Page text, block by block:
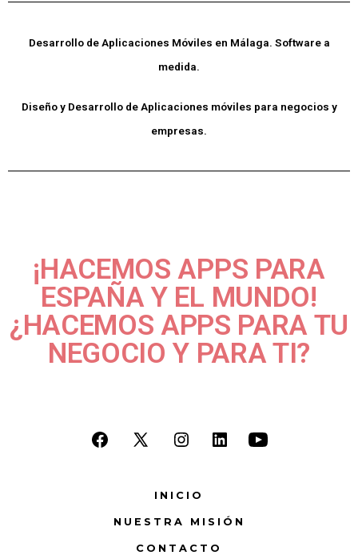
Desarrollo de Aplicaciones Móviles en Málaga. Software a
medida.
Diseño y Desarrollo de Aplicaciones móviles para negocios y
empresas.
¡HACEMOS APPS PARA
ESPAÑA Y EL MUNDO!
¿HACEMOS APPS PARA TU
NEGOCIO Y PARA TI?
INICIO
NUESTRA MISIÓN
CONTACTO